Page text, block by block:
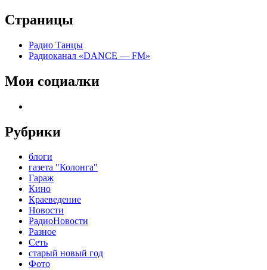
Страницы
Радио Танцы
Радиоканал «DANCE — FM»
Мои социалки
Рубрики
блоги
газета "Колонга"
Гараж
Кино
Краеведение
Новости
РадиоНовости
Разное
Сеть
старый новый год
Фото